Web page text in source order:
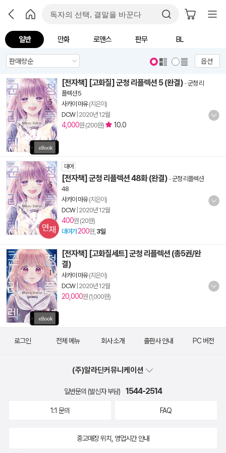
일반 만화 로맨스 판무 BL
옵션
[전자책] [고화질] 군청 리플렉션 5 (완결) -군청 리
플렉션 5
사카이 마유(지은이)
DCW| 2020년 12월
4,000원 (200원) 10.0
대여
[전자책] 군청 리플렉션 48화 (완결) -군청 리플렉션
48
사카이 마유(지은이)
DCW| 2020년 12월
400원 (20원)
대여가 200원, 3일
[전자책] [고화질세트] 군청 리플렉션 (총5권/완
결)
사카이 마유(지은이)
DCW| 2020년 12월
20,000원 (1,000원)
로그인 전체 메뉴 회사 소개 출판사 안내 PC 버전
(주)알라딘커뮤니케이션
일반문의 (발신자 부담) 1544-2514
1:1 문의 FAQ
중고매장 위치, 영업시간 안내